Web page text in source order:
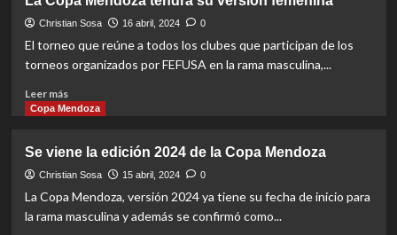
Orione
ganó
una
épica
y
vuelve
Christian Sosa 16 abril, 2024 0
El torneo que reúne a todos los clubes que participan de los
torneos organizados por FEFUSA en la rama masculina,...
Leer másRead
more
Copa
Mendoza
tendrá
Copa Mendoza
Se viene la edición 2024 de la Copa Mendoza
Christian Sosa 15 abril, 2024 0
La Copa Mendoza, versión 2024 ya tiene su fecha de inicio para
la rama masculina y además se confirmó como...